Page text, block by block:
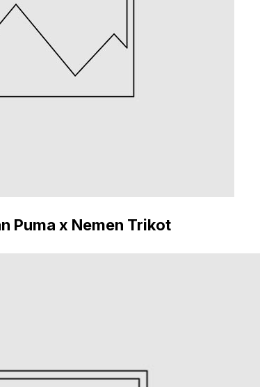
Puma x Nemen Trikot